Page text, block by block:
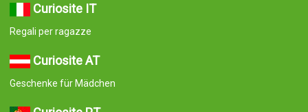
Curiosite IT
Regali per ragazze
Curiosite AT
Geschenke für Mädchen